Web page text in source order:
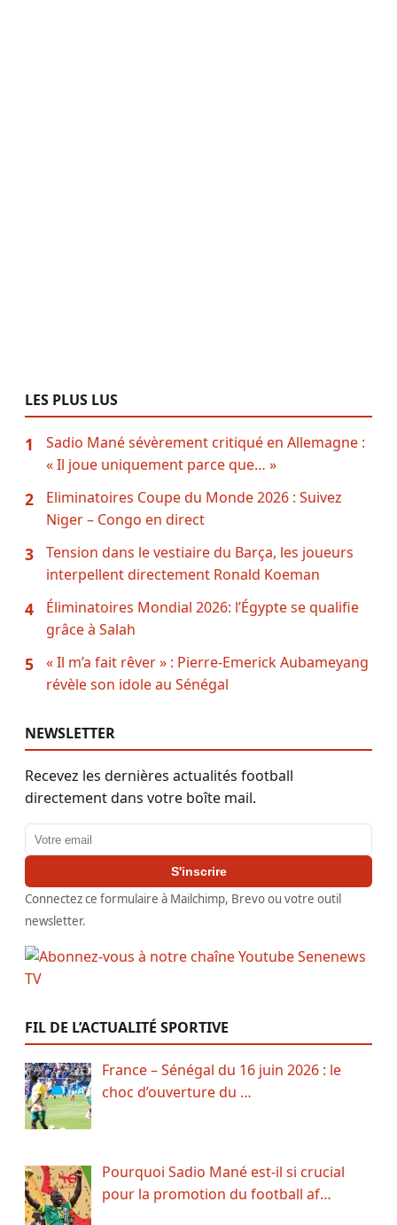
LES PLUS LUS
1
Sadio Mané sévèrement critiqué en Allemagne :
« Il joue uniquement parce que… »
2
Eliminatoires Coupe du Monde 2026 : Suivez
Niger – Congo en direct
3
Tension dans le vestiaire du Barça, les joueurs
interpellent directement Ronald Koeman
4
Éliminatoires Mondial 2026: l’Égypte se qualifie
grâce à Salah
5
« Il m’a fait rêver » : Pierre-Emerick Aubameyang
révèle son idole au Sénégal
NEWSLETTER
Recevez les dernières actualités football
directement dans votre boîte mail.
Adresse email
S'inscrire
Connectez ce formulaire à Mailchimp, Brevo ou votre outil
newsletter.
FIL DE L’ACTUALITÉ SPORTIVE
France – Sénégal du 16 juin 2026 : le
choc d’ouverture du …
Pourquoi Sadio Mané est-il si crucial
pour la promotion du football af…